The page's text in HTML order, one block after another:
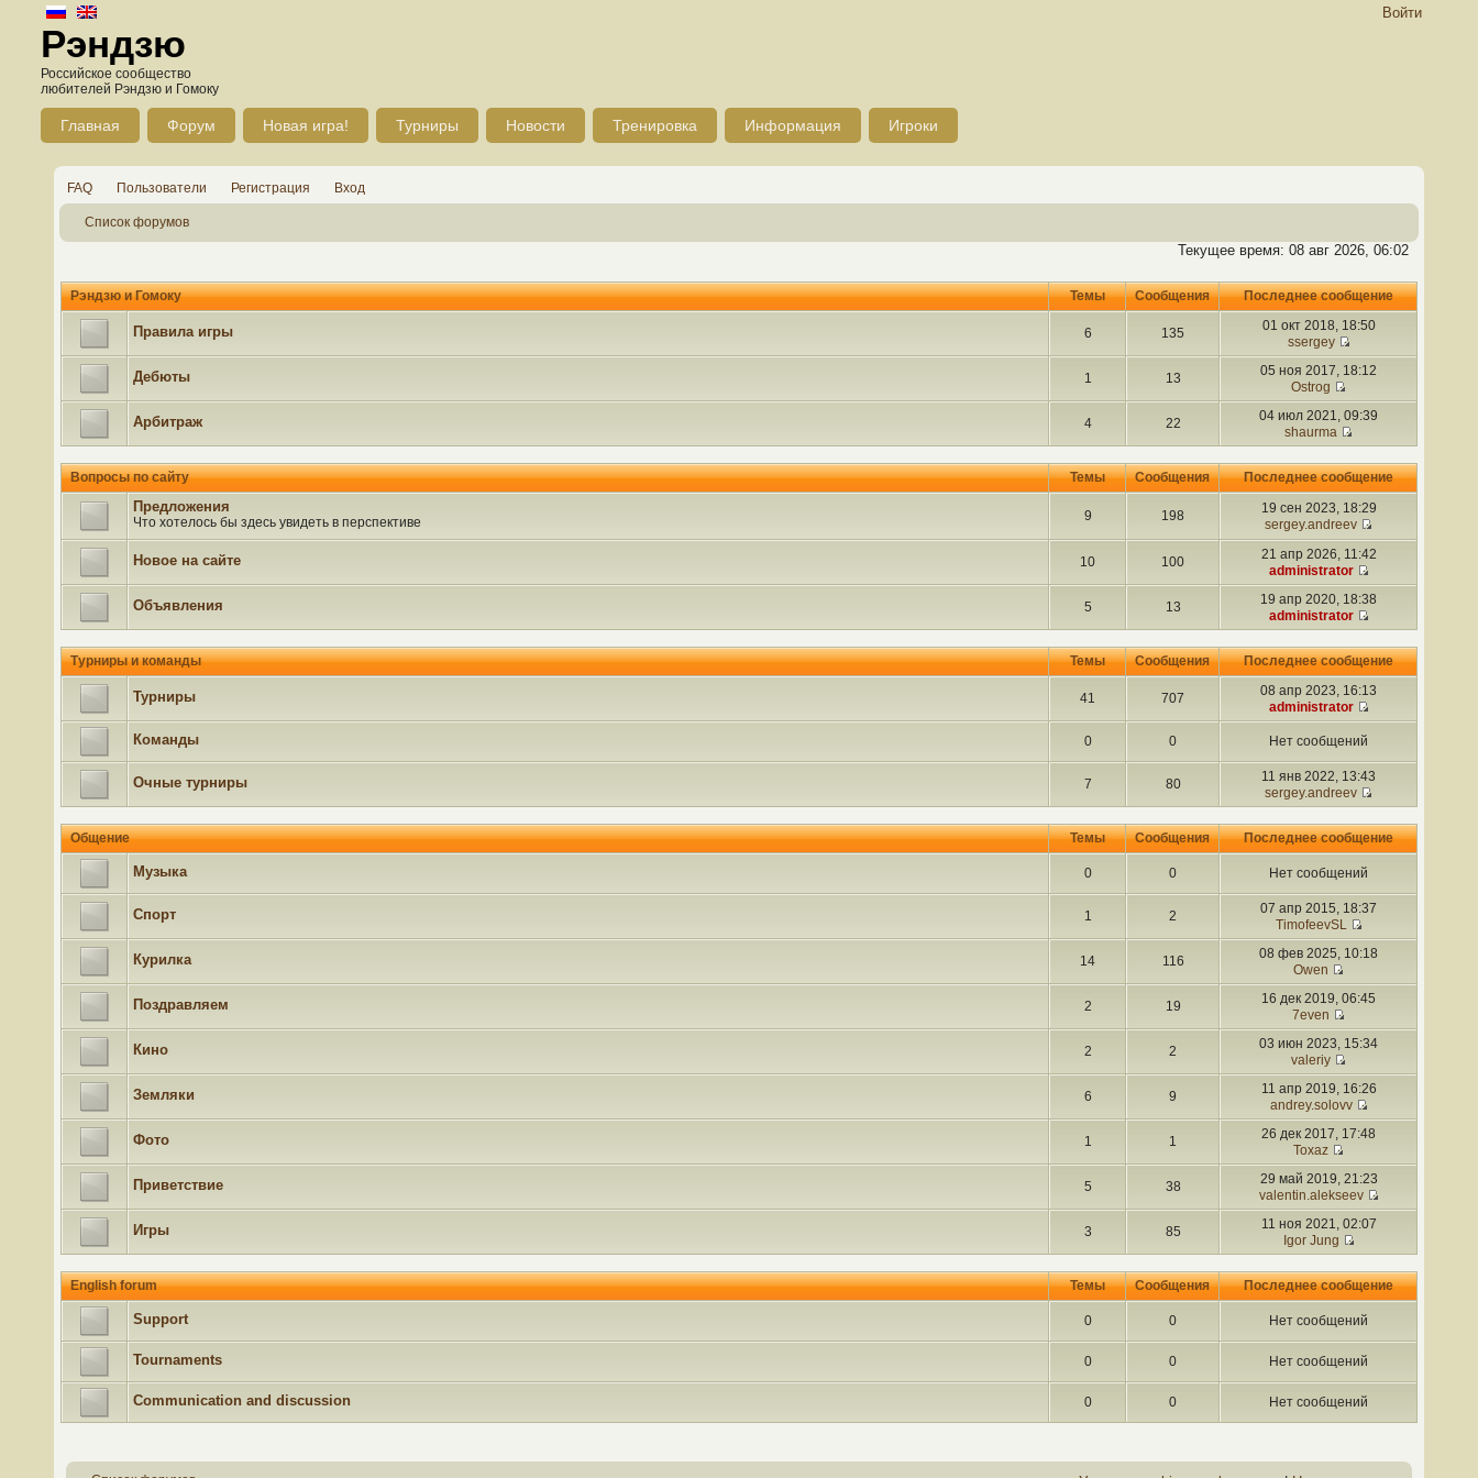
Войти
Рэндзю
Российское сообщество
любителей Рэндзю и Гомоку
Главная Форум Новая игра! Турниры Новости Тренировка Информация Игроки
FAQ Пользователи Регистрация Вход
Список форумов
Текущее время: 08 авг 2026, 06:02
Рэндзю и Гомоку Темы Сообщения Последнее сообщение
Правила игры 6 135
01 окт 2018, 18:50
ssergey
Дебюты 1 13
05 ноя 2017, 18:12
Ostrog
Арбитраж 4 22
04 июл 2021, 09:39
shaurma
Вопросы по сайту Темы Сообщения Последнее сообщение
Предложения
Что хотелось бы здесь увидеть в перспективе 9 198
19 сен 2023, 18:29
sergey.andreev
Новое на сайте 10 100
21 апр 2026, 11:42
administrator
Объявления 5 13
19 апр 2020, 18:38
administrator
Турниры и команды Темы Сообщения Последнее сообщение
Турниры 41 707
08 апр 2023, 16:13
administrator
Команды 0 0 Нет сообщений
Очные турниры 7 80
11 янв 2022, 13:43
sergey.andreev
Общение Темы Сообщения Последнее сообщение
Музыка 0 0 Нет сообщений
Спорт 1 2
07 апр 2015, 18:37
TimofeevSL
Курилка 14 116
08 фев 2025, 10:18
Owen
Поздравляем 2 19
16 дек 2019, 06:45
7even
Кино 2 2
03 июн 2023, 15:34
valeriy
Земляки 6 9
11 апр 2019, 16:26
andrey.solovv
Фото 1 1
26 дек 2017, 17:48
Toxaz
Приветствие 5 38
29 май 2019, 21:23
valentin.alekseev
Игры 3 85
11 ноя 2021, 02:07
Igor Jung
English forum Темы Сообщения Последнее сообщение
Support 0 0 Нет сообщений
Tournaments 0 0 Нет сообщений
Communication and discussion 0 0 Нет сообщений